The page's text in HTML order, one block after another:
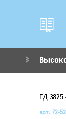
ГД 3825
арт. 72-